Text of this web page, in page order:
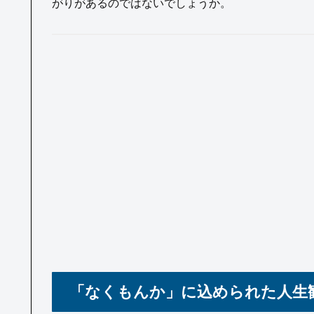
がりがあるのではないでしょうか。
「なくもんか」に込められた人生